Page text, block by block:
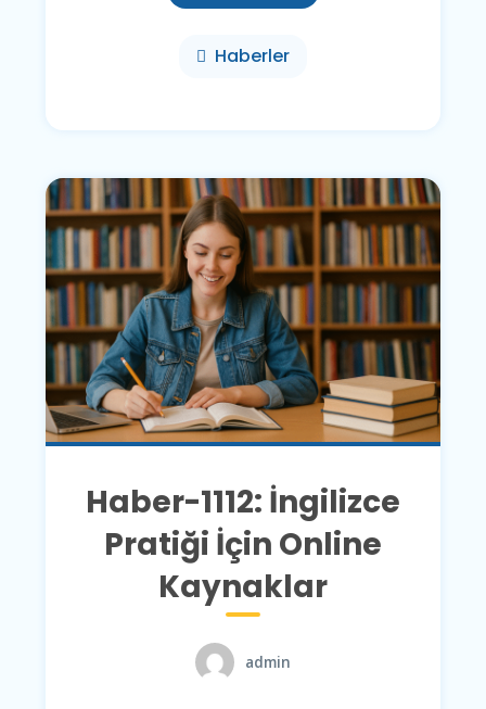
Haberler
Haber-1112: İngilizce
Pratiği İçin Online
Kaynaklar
admin